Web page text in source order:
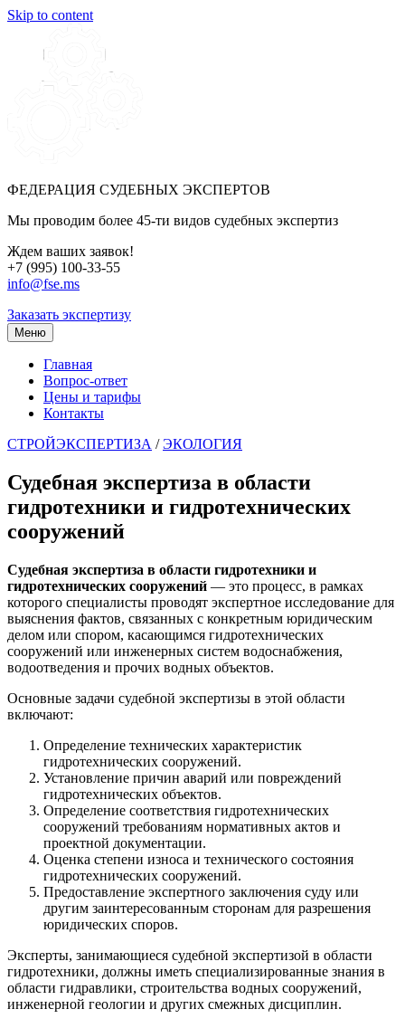
Skip to content
ФЕДЕРАЦИЯ СУДЕБНЫХ ЭКСПЕРТОВ
Мы проводим более 45-ти видов судебных экспертиз
Ждем ваших заявок!
+7 (995) 100-33-55
info@fse.ms
Заказать экспертизу
Меню
Главная
Вопрос-ответ
Цены и тарифы
Контакты
СТРОЙЭКСПЕРТИЗА /ЭКОЛОГИЯ
Судебная экспертиза в области
гидротехники и гидротехнических
сооружений
Судебная экспертиза в области гидротехники и
гидротехнических сооружений — это процесс, в рамках
которого специалисты проводят экспертное исследование для
выяснения фактов, связанных с конкретным юридическим
делом или спором, касающимся гидротехнических
сооружений или инженерных систем водоснабжения,
водоотведения и прочих водных объектов.
Основные задачи судебной экспертизы в этой области
включают:
Определение технических характеристик
гидротехнических сооружений.
Установление причин аварий или повреждений
гидротехнических объектов.
Определение соответствия гидротехнических
сооружений требованиям нормативных актов и
проектной документации.
Оценка степени износа и технического состояния
гидротехнических сооружений.
Предоставление экспертного заключения суду или
другим заинтересованным сторонам для разрешения
юридических споров.
Эксперты, занимающиеся судебной экспертизой в области
гидротехники, должны иметь специализированные знания в
области гидравлики, строительства водных сооружений,
инженерной геологии и других смежных дисциплин.